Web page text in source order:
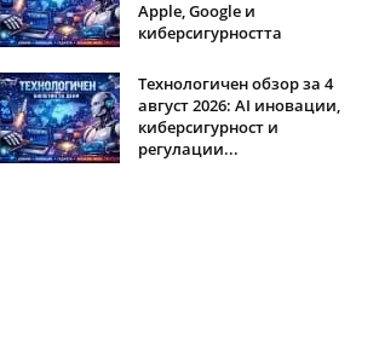
Apple, Google и
киберсигурността
Технологичен обзор за 4
август 2026: AI иновации,
киберсигурност и
регулации...